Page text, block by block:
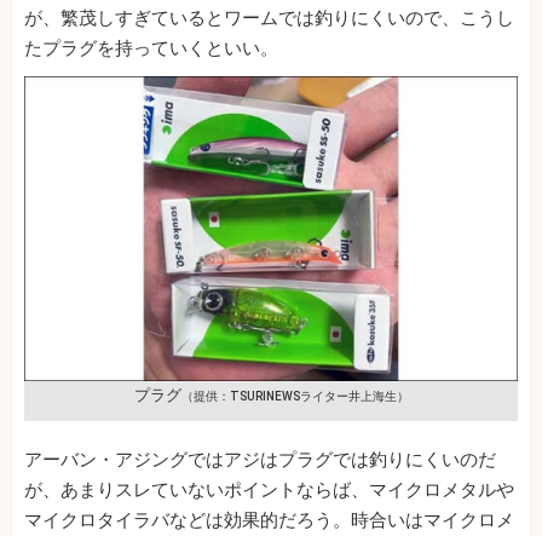
が、繁茂しすぎているとワームでは釣りにくいので、こうし
たプラグを持っていくといい。
プラグ （提供：TSURINEWSライター井上海生）
アーバン・アジングではアジはプラグでは釣りにくいのだ
が、あまりスレていないポイントならば、マイクロメタルや
マイクロタイラバなどは効果的だろう。時合いはマイクロメ